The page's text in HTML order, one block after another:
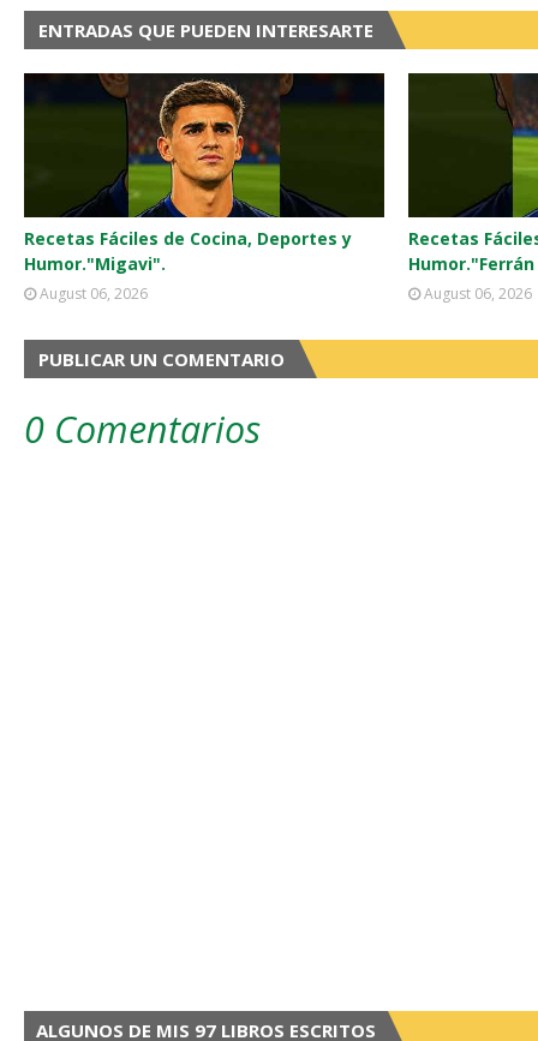
ENTRADAS QUE PUEDEN INTERESARTE
Recetas Fáciles de Cocina, Deportes y
Humor."Migavi".
August 06, 2026
Recetas
August 06, 2026
PUBLICAR UN COMENTARIO
0 Comentarios
ALGUNOS DE MIS 97 LIBROS ESCRITOS